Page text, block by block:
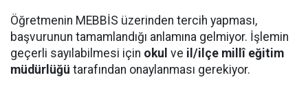
Öğretmenin MEBBİS üzerinden tercih yapması,
başvurunun tamamlandığı anlamına gelmiyor. İşlemin
geçerli sayılabilmesi için okul ve il/ilçe millî eğitim
müdürlüğü tarafından onaylanması gerekiyor.